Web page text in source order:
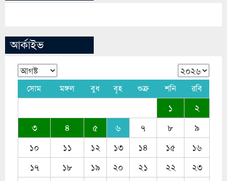
আর্কাইভ
সোম মঙ্গল বুধ বৃহ শুক্র শনি রবি
১
২
৩
৪ ৫ ৬ ৭ ৮
৯
১০
১১ ১২ ১৩ ১৪ ১৫
১৬
১৭
১৮ ১৯ ২০ ২১ ২২
২৩